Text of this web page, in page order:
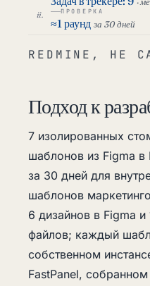
ПРОВЕРКА
≈1 раунд за 30 дней
REDMINE, НЕ
Подход к
7 изолированных
шаблонов из Figma
за 30 дней для
шаблонов
6 дизайнов в Figma
файлов; каждый
собственном
FastPanel,